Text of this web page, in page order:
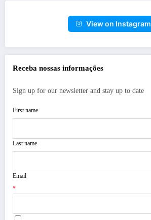
View on Instagram
Receba nossas informações
Sign up for our newsletter and stay up to date
First name
Last name
Email
*